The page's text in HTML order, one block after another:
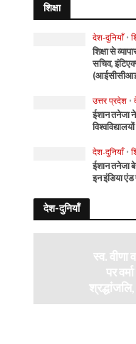
शिक्षा
देश-दुनियाँ •
शिक्षा से
सचिव,
उत्तर प्रदेश •
ईशान तनेजा
देश-दुनियाँ •
ईशान तनेजा
इन इंडिया
देश-दुनियाँ
स्व. वीणा
पर